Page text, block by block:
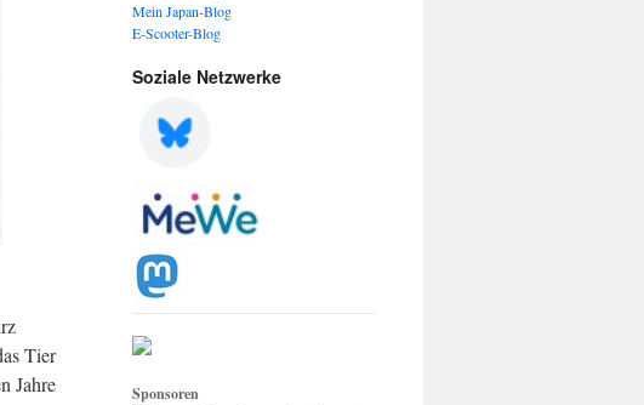
Tier
Jahre
Mein Japan-Blog
E-Scooter-Blog
Soziale Netzwerke
Sponsoren